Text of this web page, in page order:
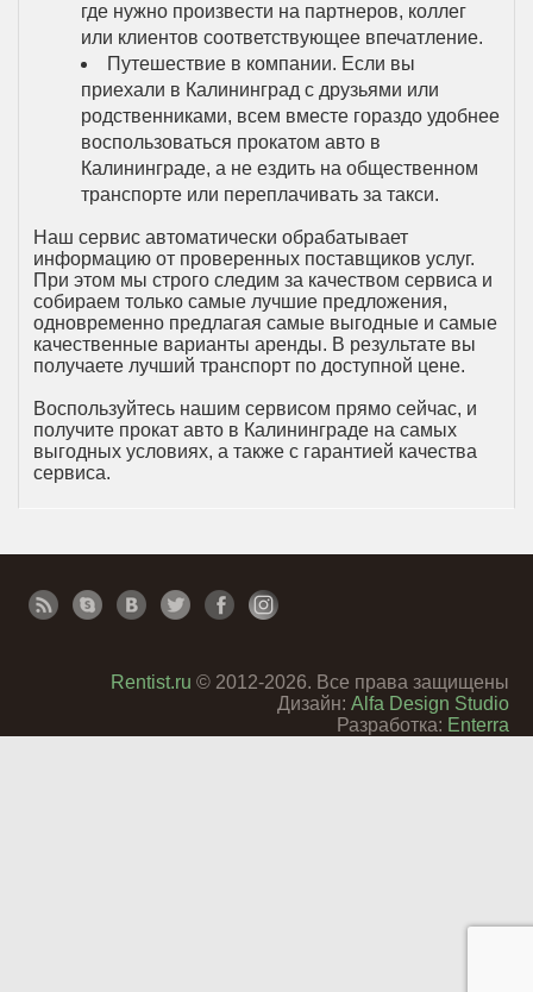
где нужно произвести на партнеров, коллег
или клиентов соответствующее впечатление.
Путешествие в компании. Если вы
приехали в Калининград с друзьями или
родственниками, всем вместе гораздо удобнее
воспользоваться прокатом авто в
Калининграде, а не ездить на общественном
транспорте или переплачивать за такси.
Наш сервис автоматически обрабатывает
информацию от проверенных поставщиков услуг.
При этом мы строго следим за качеством сервиса и
собираем только самые лучшие предложения,
одновременно предлагая самые выгодные и самые
качественные варианты аренды. В результате вы
получаете лучший транспорт по доступной цене.
Воспользуйтесь нашим сервисом прямо сейчас, и
получите прокат авто в Калининграде на самых
выгодных условиях, а также с гарантией качества
сервиса.
Rentist.ru © 2012-2026. Все права защищены
Дизайн: Alfa Design Studio
Разработка: Enterra